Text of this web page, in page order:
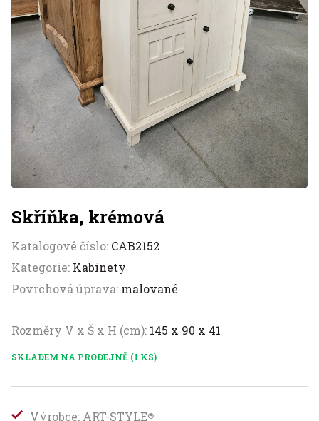
Skříňka, krémová
Katalogové číslo: CAB2152
Kategorie: Kabinety
Povrchová úprava: malované
Rozměry V x Š x H (cm): 145 x 90 x 41
SKLADEM NA PRODEJNĚ (1 KS)
Výrobce: ART-STYLE®